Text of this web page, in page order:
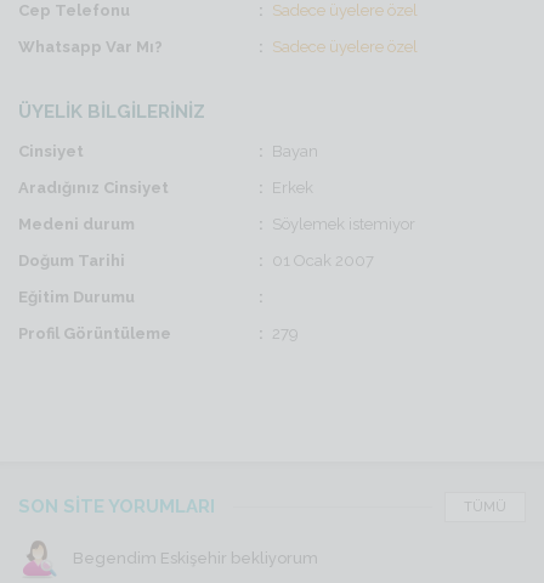
Cep Telefonu
Sadece üyelere özel
Whatsapp Var Mı?
Sadece üyelere özel
ÜYELİK BİLGİLERİNİZ
Cinsiyet
Bayan
Aradığınız Cinsiyet
Erkek
Medeni durum
Söylemek istemiyor
Doğum Tarihi
01 Ocak 2007
Eğitim Durumu
Profil Görüntüleme
279
SON SİTE YORUMLARI TÜMÜ
Begendim Eskişehir bekliyorum